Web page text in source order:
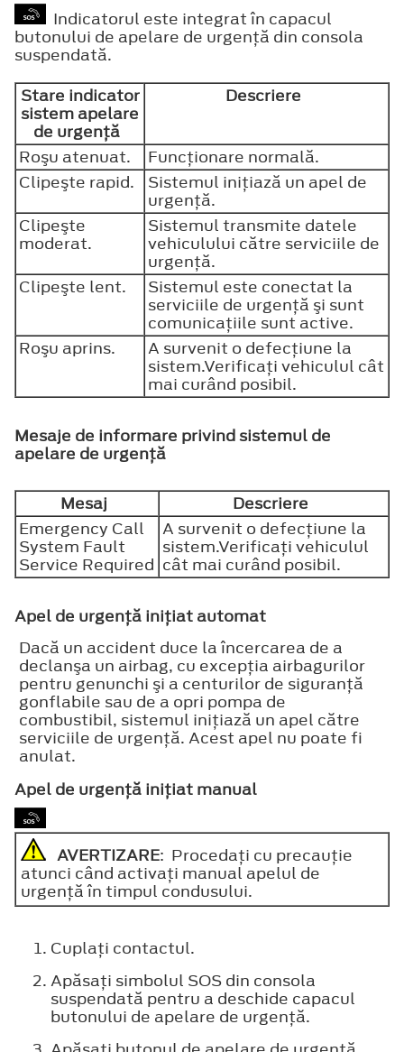
Indicatorul este integrat în capacul
butonului de apelare de urgenţă din consola
suspendată.
Stare indicator
sistem apelare
de urgenţă
Descriere
Roşu atenuat.
Funcţionare normală.
Clipeşte rapid.
Sistemul iniţiază un apel de
urgenţă.
Clipeşte
moderat.
Sistemul transmite datele
vehiculului către serviciile de
urgenţă.
Clipeşte lent.
Sistemul este conectat la
serviciile de urgenţă şi sunt
comunicaţiile sunt active.
Roşu aprins.
A survenit o defecţiune la
sistem.Verificaţi vehiculul cât
mai curând posibil.
Mesaje de informare privind sistemul de
apelare de urgenţă
Mesaj
Descriere
Emergency Call
System Fault
Service Required
A survenit o defecţiune la
sistem.Verificaţi vehiculul
cât mai curând posibil.
Apel de urgenţă iniţiat automat
Dacă un accident duce la încercarea de a
declanşa un airbag, cu excepţia airbagurilor
pentru genunchi şi a centurilor de siguranţă
gonflabile sau de a opri pompa de
combustibil, sistemul iniţiază un apel către
serviciile de urgenţă. Acest apel nu poate fi
anulat.
Apel de urgenţă iniţiat manual
AVERTIZARE: Procedaţi cu precauţie
atunci când activaţi manual apelul de
urgenţă în timpul condusului.
Cuplaţi contactul.
Apăsaţi simbolul SOS din consola
suspendată pentru a deschide capacul
butonului de apelare de urgenţă.